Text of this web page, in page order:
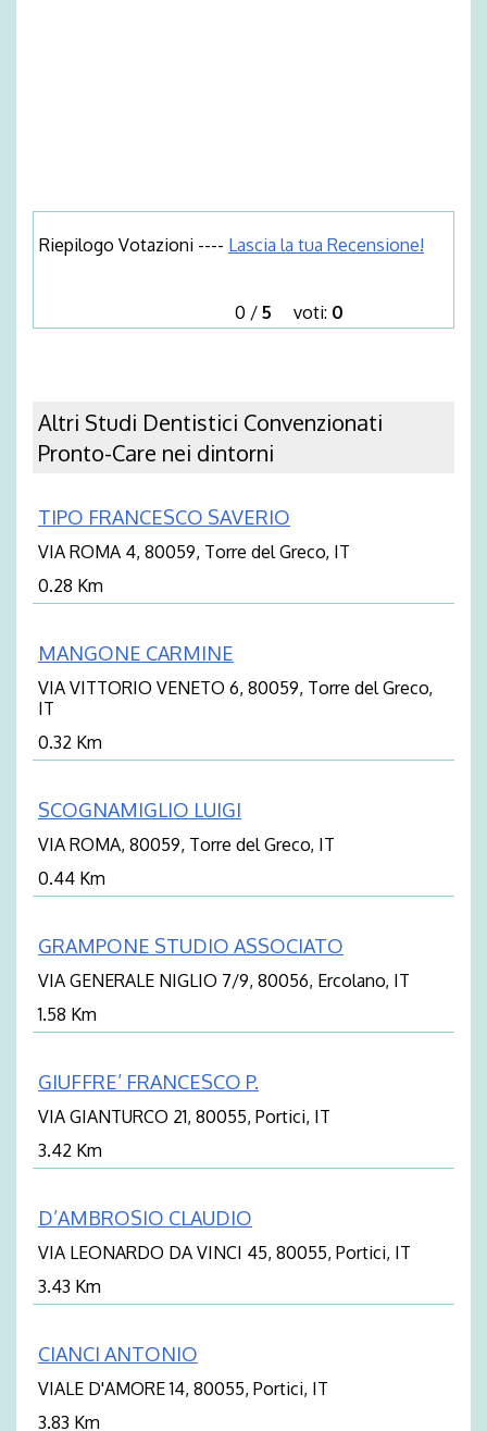
Riepilogo Votazioni ---- Lascia la tua Recensione!
0 / 5 voti: 0
Altri Studi Dentistici Convenzionati
Pronto-Care nei dintorni
TIPO FRANCESCO SAVERIO
VIA ROMA 4, 80059, Torre del Greco, IT
0.28 Km
MANGONE CARMINE
VIA VITTORIO VENETO 6, 80059, Torre del Greco,
IT
0.32 Km
SCOGNAMIGLIO LUIGI
VIA ROMA, 80059, Torre del Greco, IT
0.44 Km
GRAMPONE STUDIO ASSOCIATO
VIA GENERALE NIGLIO 7/9, 80056, Ercolano, IT
1.58 Km
GIUFFRE’ FRANCESCO P.
VIA GIANTURCO 21, 80055, Portici, IT
3.42 Km
D’AMBROSIO CLAUDIO
VIA LEONARDO DA VINCI 45, 80055, Portici, IT
3.43 Km
CIANCI ANTONIO
VIALE D'AMORE 14, 80055, Portici, IT
3.83 Km